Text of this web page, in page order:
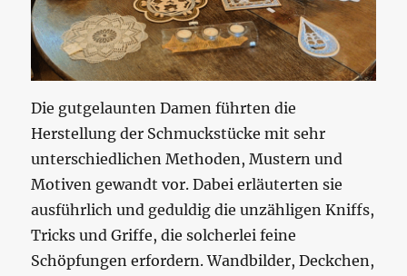
Die gutgelaunten Damen führten die
Herstellung der Schmuckstücke mit sehr
unterschiedlichen Methoden, Mustern und
Motiven gewandt vor. Dabei erläuterten sie
ausführlich und geduldig die unzähligen Kniffs,
Tricks und Griffe, die solcherlei feine
Schöpfungen erfordern. Wandbilder, Deckchen,